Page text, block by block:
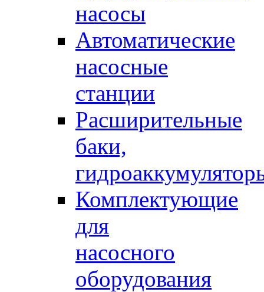
насосы
Автоматические
насосные
станции
Расширительные
баки,
Комплектующие
для
насосного
оборудования